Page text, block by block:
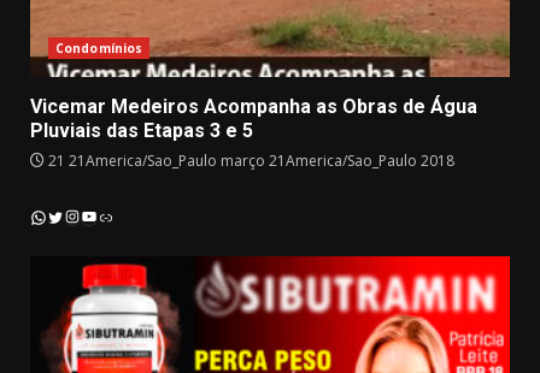
Condomínios
Vicemar Medeiros Acompanha as Obras de Água
Pluviais das Etapas 3 e 5
21 21America/Sao_Paulo março 21America/Sao_Paulo 2018
WhatsApp
Twitter
Instagram
YouTube
Link